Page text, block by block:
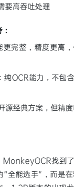
要高吞吐处理
更完整，精度更高
：纯OCR能力，不包
源经典方案，但精
MonkeyOCR找到
能选手"，而是在